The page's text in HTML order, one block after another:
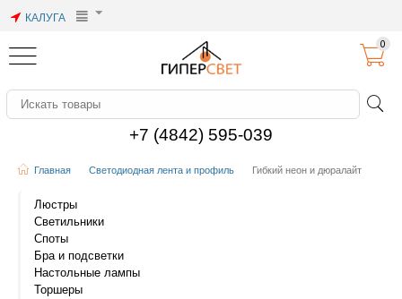
КАЛУГА
+7 (4842) 595-039
0
Главная Светодиодная лента и профиль Гибкий неон и дюралайт
Люстры
Светильники
Споты
Бра и подсветки
Настольные лампы
Торшеры